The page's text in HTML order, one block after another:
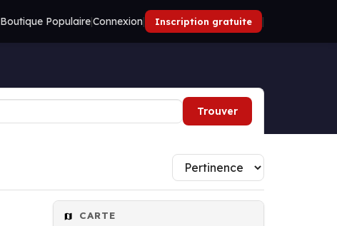
Boutique Populaire|Connexion| Inscription gratuite |
Trouver
CARTE